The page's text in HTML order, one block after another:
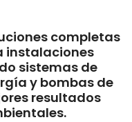
completas
instalaciones
sistemas de
y bombas de
resultados